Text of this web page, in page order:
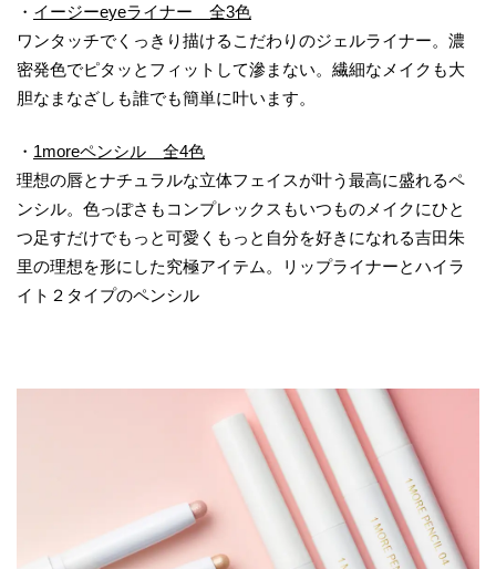
・ イージーeyeライナー 全3色
ワンタッチでくっきり描けるこだわりのジェルライナー。濃
密発色でピタッとフィットして滲まない。繊細なメイクも大
胆なまなざしも誰でも簡単に叶います。
・ 1moreペンシル 全4色
理想の唇とナチュラルな立体フェイスが叶う最高に盛れるペ
ンシル。色っぽさもコンプレックスもいつものメイクにひと
つ足すだけでもっと可愛くもっと自分を好きになれる吉田朱
里の理想を形にした究極アイテム。リップライナーとハイラ
イト２タイプのペンシル